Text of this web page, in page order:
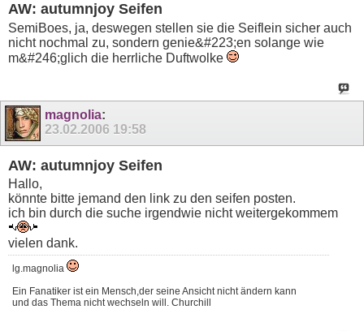
AW: autumnjoy Seifen
SemiBoes, ja, deswegen stellen sie die Seiflein sicher auch
nicht nochmal zu, sondern genie&#223;en solange wie
m&#246;glich die herrliche Duftwolke
magnolia:
23.02.2006 19:58
AW: autumnjoy Seifen
Hallo,
könnte bitte jemand den link zu den seifen posten.
ich bin durch die suche irgendwie nicht weitergekommem
vielen dank.
lg.magnolia
Ein Fanatiker ist ein Mensch,der seine Ansicht nicht ändern kann
und das Thema nicht wechseln will. Churchill